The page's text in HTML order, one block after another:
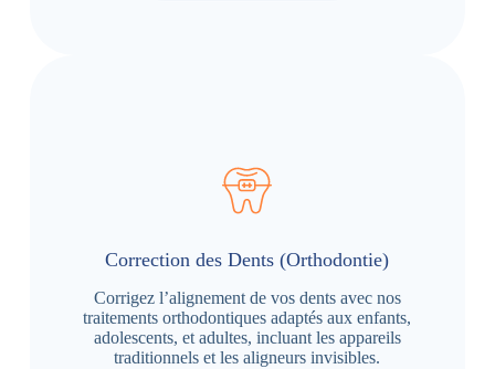
Correction des Dents (Orthodontie)
Corrigez l’alignement de vos dents avec nos
traitements orthodontiques adaptés aux enfants,
adolescents, et adultes, incluant les appareils
traditionnels et les aligneurs invisibles.